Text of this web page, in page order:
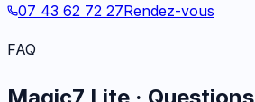
07 43 62 72 27Rendez-vous
FAQ
Magic7 Lite · Questions